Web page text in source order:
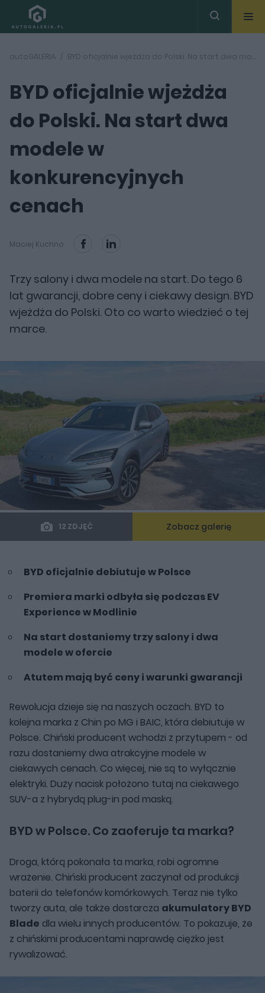
autoGALERIA BYD oficjalnie wjeżdża do Polski. Na start dwa modele w konkurencyjnych cenach
BYD oficjalnie wjeżdża
do Polski. Na start dwa
modele w
konkurencyjnych
cenach
Maciej Kuchno
Trzy salony i dwa modele na start. Do tego 6
lat gwarancji, dobre ceny i ciekawy design. BYD
wjeżdża do Polski. Oto co warto wiedzieć o tej
marce.
12 ZDJĘĆ Zobacz galerię
BYD oficjalnie debiutuje w Polsce
Premiera marki odbyła się podczas EV
Experience w Modlinie
Na start dostaniemy trzy salony i dwa
modele w ofercie
Atutem mają być ceny i warunki gwarancji
Rewolucja dzieje się na naszych oczach. BYD to
kolejna marka z Chin po MG i BAIC, która debiutuje w
Polsce. Chiński producent wchodzi z przytupem - od
razu dostaniemy dwa atrakcyjne modele w
ciekawych cenach. Co więcej, nie są to wyłącznie
elektryki. Duży nacisk położono tutaj na ciekawego
SUV-a z hybrydą plug-in pod maską.
BYD w Polsce. Co zaoferuje ta marka?
Droga, którą pokonała ta marka, robi ogromne
wrażenie. Chiński producent zaczynał od produkcji
baterii do telefonów komórkowych. Teraz nie tylko
tworzy auta, ale także dostarcza akumulatory BYD
Blade dla wielu innych producentów. To pokazuje, że
z chińskimi producentami naprawdę ciężko jest
rywalizować.